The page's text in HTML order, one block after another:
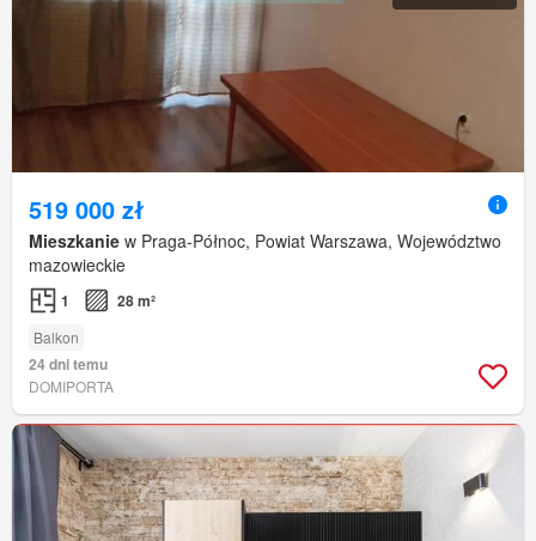
519 000 zł
Mieszkanie w Praga-Północ, Powiat Warszawa, Województwo
mazowieckie
1 28 m²
Balkon
24 dni temu
DOMIPORTA